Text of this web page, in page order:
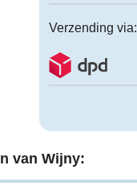
Verzending via:
van Wijny: